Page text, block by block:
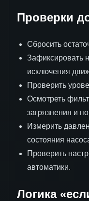
Проверки
Сбросить
Зафиксировать
исключения
Проверить
Осмотреть
загрязнения и
Измерить
состояния
Проверить
автоматики.
Логика